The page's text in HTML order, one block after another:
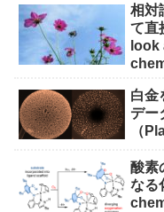
相対
て直
look
白金
デー
（
酸素
なる